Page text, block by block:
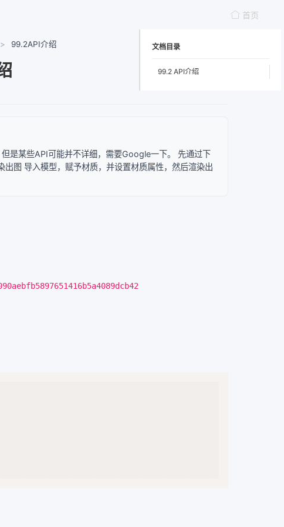
首页
> 99.2API介绍
是某些API可能并不详细，需要Google一下。 先通过下
图 导入模型，赋予材质，并设置材质属性，然后渲染出
文档目录
99.2 API介绍